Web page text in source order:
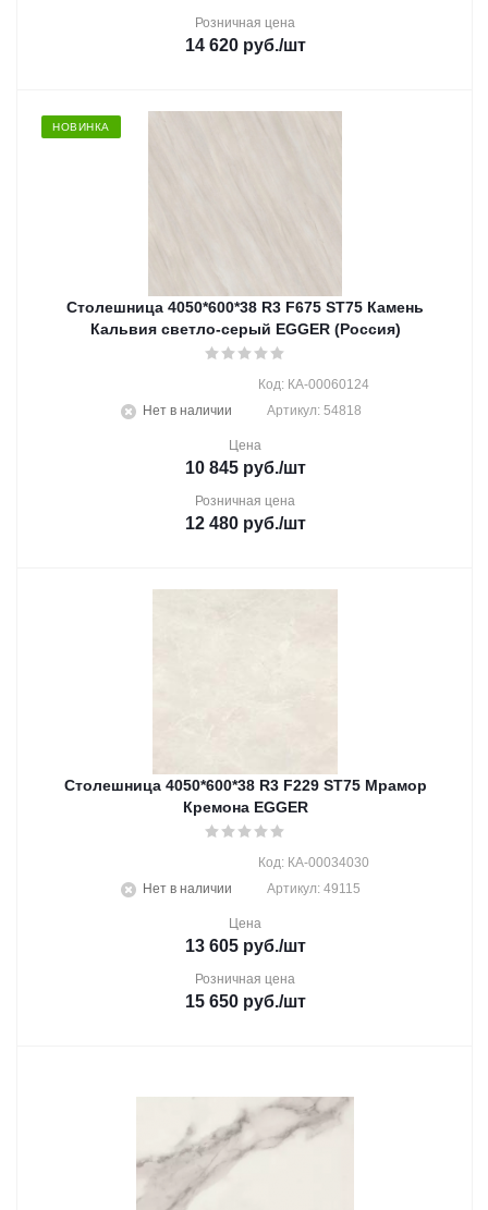
Розничная цена
14 620руб./шт
НОВИНКА
Столешница 4050*600*38 R3 F675 ST75 Камень
Кальвия светло-серый EGGER (Россия)
Нет в наличии
Код: КА-00060124
Артикул: 54818
Цена
10 845руб./шт
Розничная цена
12 480руб./шт
Столешница 4050*600*38 R3 F229 ST75 Мрамор
Кремона EGGER
Нет в наличии
Код: КА-00034030
Артикул: 49115
Цена
13 605руб./шт
Розничная цена
15 650руб./шт